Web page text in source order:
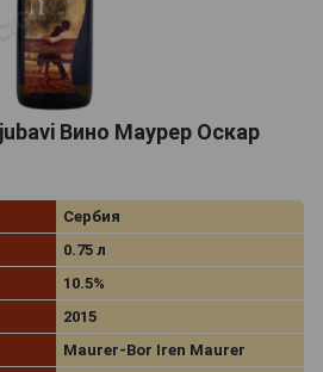
Вино Маурер Оскар
Сербия
0.75 л
10.5%
2015
Maurer-Bor Iren Maurer